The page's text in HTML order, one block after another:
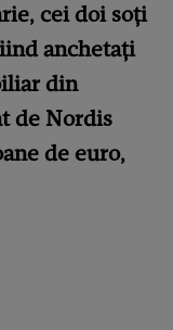
cei doi soți
anchetați
din
de Nordis
de euro,